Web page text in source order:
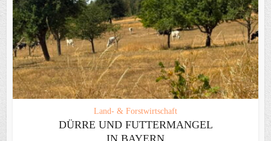
Land- & Forstwirtschaft
DÜRRE UND FUTTERMANGEL
IN BAYERN